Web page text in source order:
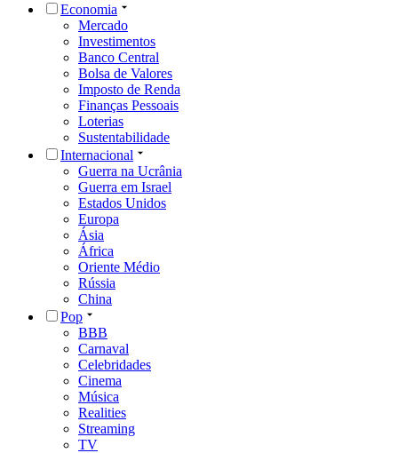
Economia
Mercado
Investimentos
Banco Central
Bolsa de Valores
Imposto de Renda
Finanças Pessoais
Loterias
Sustentabilidade
Internacional
Guerra na Ucrânia
Guerra em Israel
Estados Unidos
Europa
Ásia
África
Oriente Médio
Rússia
China
Pop
BBB
Carnaval
Celebridades
Cinema
Música
Realities
Streaming
TV